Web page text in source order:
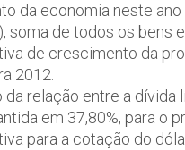
da economia neste ano
soma de todos os bens
de crescimento da
2012.
da relação entre a dívida
em 37,80%, para o
para a cotação do